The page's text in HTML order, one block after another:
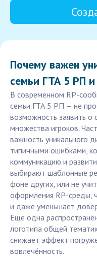
Почему важен
семьи ГТА 5 РП
В современном RP-
семьи ГТА 5 РП — не
возможность заявить о
множества игроков.
важность уникального
типичными ошибками,
коммуникацию и
выбирают шаблонные
фоне других, или не
оформления RP-среды,
и даже уменьшает
Еще одна
логотипа общей
снижает эффект
вовлечённость.